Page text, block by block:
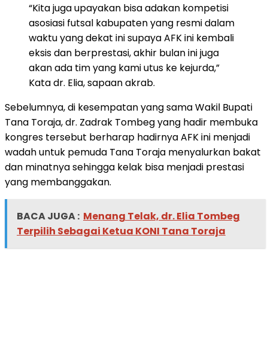
“Kita juga upayakan bisa adakan kompetisi
asosiasi futsal kabupaten yang resmi dalam
waktu yang dekat ini supaya AFK ini kembali
eksis dan berprestasi, akhir bulan ini juga
akan ada tim yang kami utus ke kejurda,”
Kata dr. Elia, sapaan akrab.
Sebelumnya, di kesempatan yang sama Wakil Bupati
Tana Toraja, dr. Zadrak Tombeg yang hadir membuka
kongres tersebut berharap hadirnya AFK ini menjadi
wadah untuk pemuda Tana Toraja menyalurkan bakat
dan minatnya sehingga kelak bisa menjadi prestasi
yang membanggakan.
BACA JUGA : Menang Telak, dr. Elia Tombeg
Terpilih Sebagai Ketua KONI Tana Toraja